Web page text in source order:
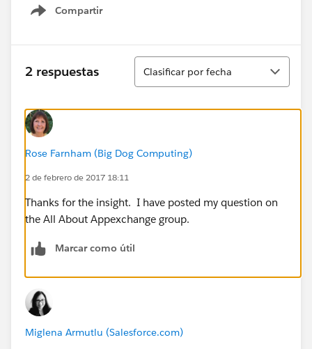
Compartir
Show menu
2 respuestas
Ordenar
Clasificar por fecha
Rose Farnham (Big Dog Computing)
2 de febrero de 2017 18:11
Thanks for the insight. I have posted my question on
the All About Appexchange group.
Marcar como útil
Miglena Armutlu (Salesforce.com)